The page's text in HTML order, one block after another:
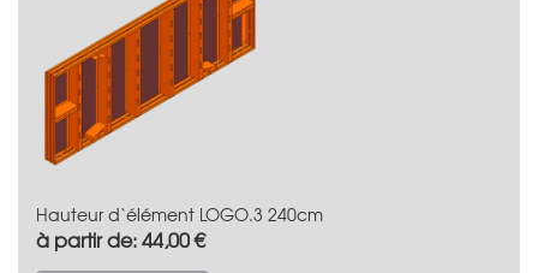
Hauteur d‘élément LOGO.3 240cm
à partir de: 44,00 €